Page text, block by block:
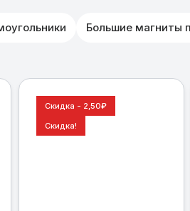
Большие магниты
Скидка - 2,50₽
Скидка!